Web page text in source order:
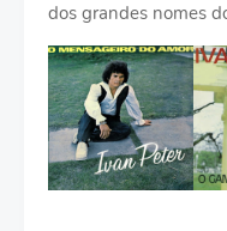
dos grandes nomes